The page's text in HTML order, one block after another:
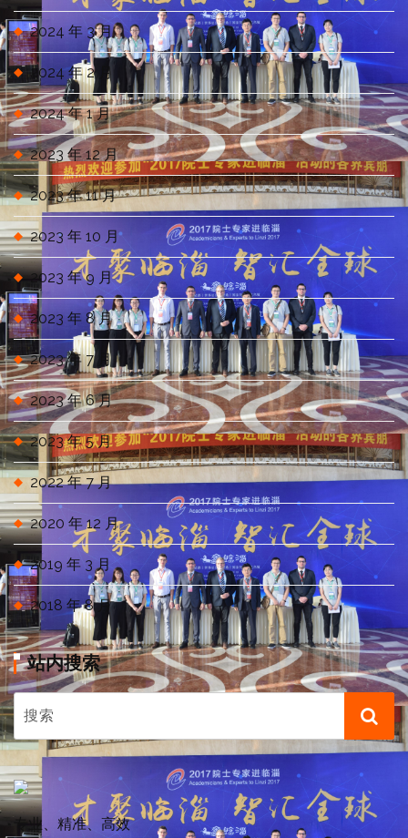
2024 年 3 月
2024 年 2 月
2024 年 1 月
2023 年 12 月
2023 年 11 月
2023 年 10 月
2023 年 9 月
2023 年 8 月
2023 年 7 月
2023 年 6 月
2023 年 5 月
2022 年 7 月
2020 年 12 月
2019 年 3 月
2018 年 8 月
站内搜索
专业、精准、高效